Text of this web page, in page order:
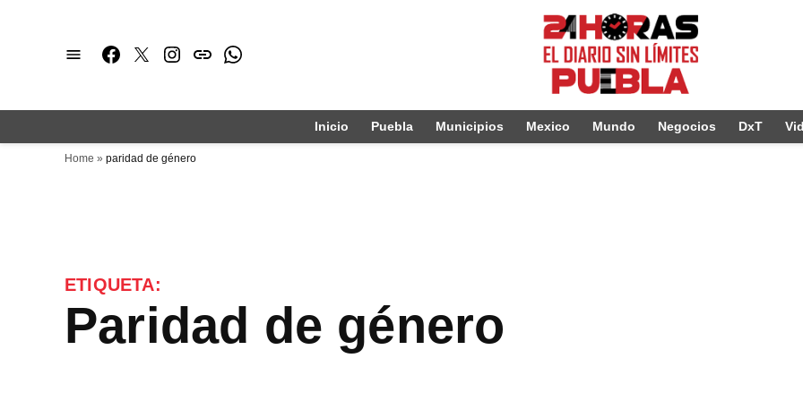
Facebook
TwitterInstagram
issuuWhatsapp
Inicio Puebla Municipios Mexico Mundo Negocios DxT
Home » paridad de género
ETIQUETA:
paridad de género